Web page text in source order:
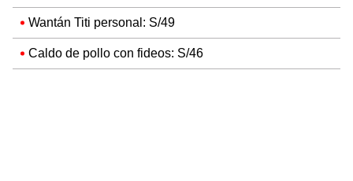
Wantán Titi personal: S/49
Caldo de pollo con fideos: S/46